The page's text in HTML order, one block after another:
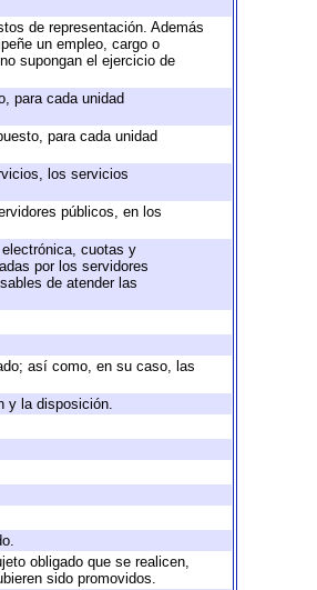
de representación. Además
un empleo, cargo o
supongan el ejercicio de
para cada unidad
para cada unidad
los servicios
públicos, en los
cuotas y
por los servidores
de atender las
así como, en su caso, las
y la disposición.
obligado que se realicen,
sido promovidos.